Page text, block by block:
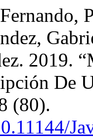
2019.
De
(80).